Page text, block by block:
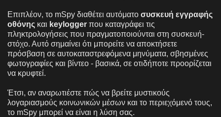
Επιπλέον, το mSpy διαθέτει αυτόματο συσκευή εγγραφής
οθόνης και keylogger που καταγράφει τις
πληκτρολογήσεις που πραγματοποιούνται στη συσκευή-
στόχο. Αυτό σημαίνει ότι μπορείτε να αποκτήσετε
πρόσβαση σε αυτοκαταστρεφόμενα μηνύματα, σβησμένες
φωτογραφίες και βίντεο - βασικά, σε οτιδήποτε προορίζεται
να κρυφτεί.
Έτσι, αν αναρωτιέστε πώς να βρείτε μυστικούς
λογαριασμούς κοινωνικών μέσων και το περιεχόμενό τους,
το mSpy μπορεί να είναι η λύση σας.